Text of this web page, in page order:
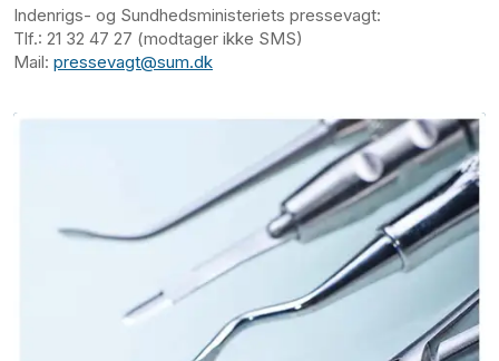
Indenrigs- og Sundhedsministeriets pressevagt:
Tlf.: 21 32 47 27 (modtager ikke SMS)
Mail: pressevagt@sum.dk